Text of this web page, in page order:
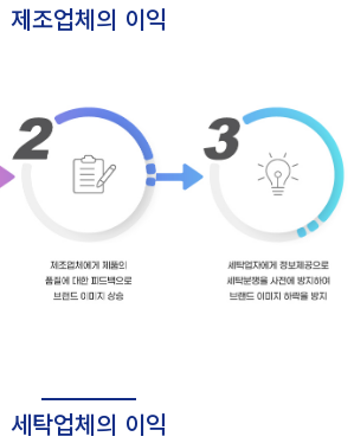
제조업체의 이익
세탁업체의 이익